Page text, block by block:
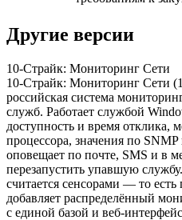
Другие версии
10-Страйк: Мониторинг Сети
10-Страйк: Мониторинг Сети
российская система
служб. Работает службой
доступность и время отклика,
процессора, значения по
оповещает по почте, SMS и в
перезапустить упавшую
считается сенсорами — то
добавляет распределённый
с единой базой и веб-